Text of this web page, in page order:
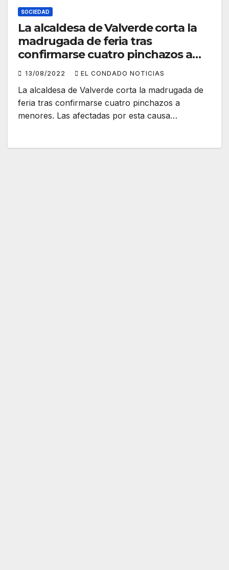
SOCIEDAD
La alcaldesa de Valverde corta la
madrugada de feria tras
confirmarse cuatro pinchazos a
menores
13/08/2022 EL CONDADO NOTICIAS
La alcaldesa de Valverde corta la madrugada de
feria tras confirmarse cuatro pinchazos a
menores. Las afectadas por esta causa…